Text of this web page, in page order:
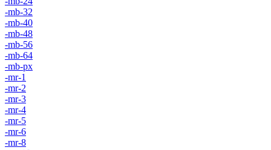
-mb-32
-mb-40
-mb-48
-mb-56
-mb-64
-mb-px
-mr-1
-mr-2
-mr-3
-mr-4
-mr-5
-mr-6
-mr-8